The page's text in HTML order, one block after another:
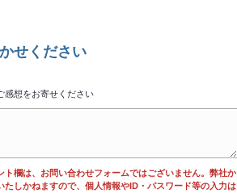
せください
感想をお寄せください
ト欄は、お問い合わせフォームではございません。弊社か
たしかねますので、個人情報やID・パスワード等の入力は